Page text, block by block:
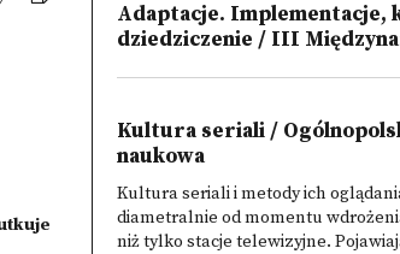
Adaptacje. Implementacje,
dziedziczenie / III
Kultura seriali /
naukowa
Kultura seriali i metody ich
diametralnie od momentu
niż tylko stacje telewizyjne.